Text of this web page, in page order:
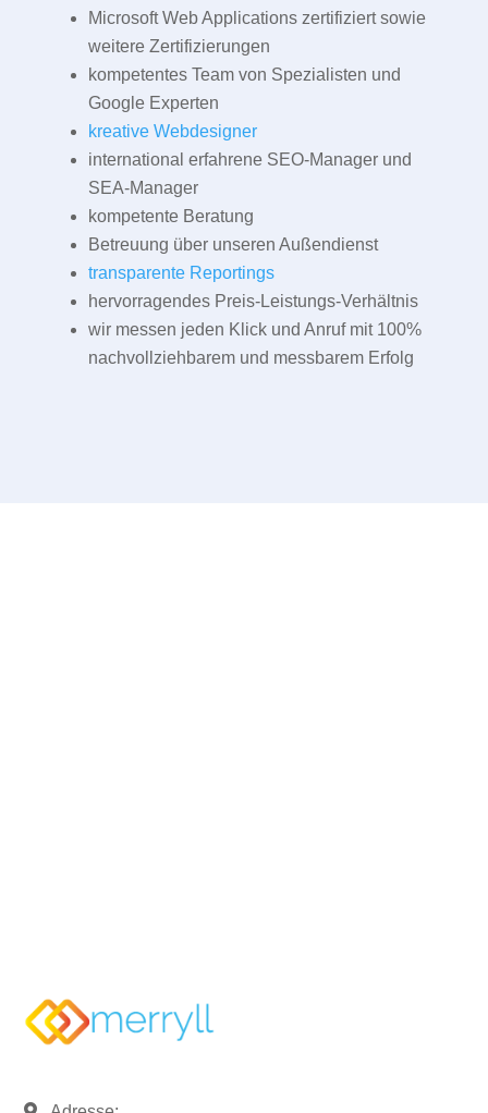
Microsoft Web Applications zertifiziert sowie
weitere Zertifizierungen
kompetentes Team von Spezialisten und
Google Experten
kreative Webdesigner
international erfahrene SEO-Manager und
SEA-Manager
kompetente Beratung
Betreuung über unseren Außendienst
transparente Reportings
hervorragendes Preis-Leistungs-Verhältnis
wir messen jeden Klick und Anruf mit 100%
nachvollziehbarem und messbarem Erfolg